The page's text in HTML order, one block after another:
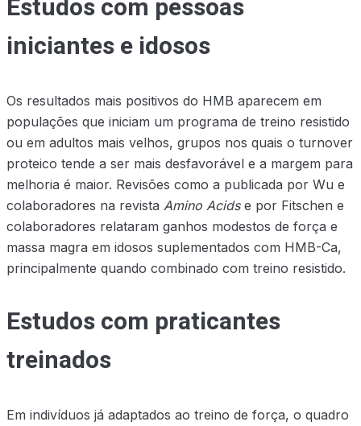
Estudos com pessoas
iniciantes e idosos
Os resultados mais positivos do HMB aparecem em
populações que iniciam um programa de treino resistido
ou em adultos mais velhos, grupos nos quais o turnover
proteico tende a ser mais desfavorável e a margem para
melhoria é maior. Revisões como a publicada por Wu e
colaboradores na revista Amino Acidse por Fitschen e
colaboradores relataram ganhos modestos de força e
massa magra em idosos suplementados com HMB-Ca,
principalmente quando combinado com treino resistido.
Estudos com praticantes
treinados
Em indivíduos já adaptados ao treino de força, o quadro